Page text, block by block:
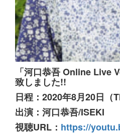
「河口恭吾 Online Live
致しました!!
日程：2020年8月20日（
出演：河口恭吾/ISEKI
視聴URL： https://